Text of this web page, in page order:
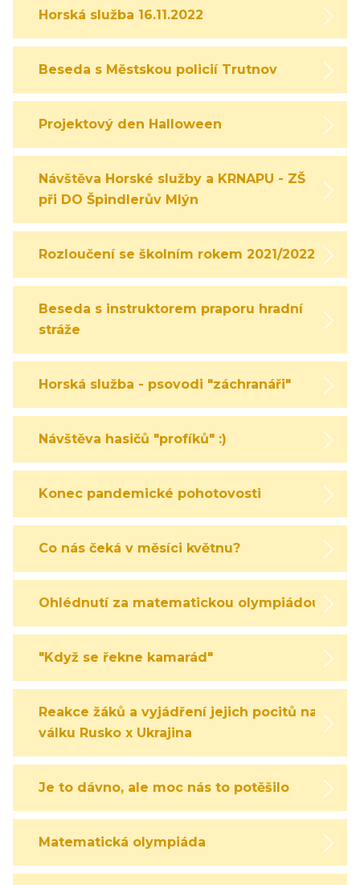
Horská služba 16.11.2022
Beseda s Městskou policií Trutnov
Projektový den Halloween
Návštěva Horské služby a KRNAPU - ZŠ
při DO Špindlerův Mlýn
Rozloučení se školním rokem 2021/2022
Beseda s instruktorem praporu hradní
stráže
Horská služba - psovodi "záchranáři"
Návštěva hasičů "profíků" :)
Konec pandemické pohotovosti
Co nás čeká v měsíci květnu?
Ohlédnutí za matematickou olympiádou
"Když se řekne kamarád"
Reakce žáků a vyjádření jejich pocitů na
válku Rusko x Ukrajina
Je to dávno, ale moc nás to potěšilo
Matematická olympiáda